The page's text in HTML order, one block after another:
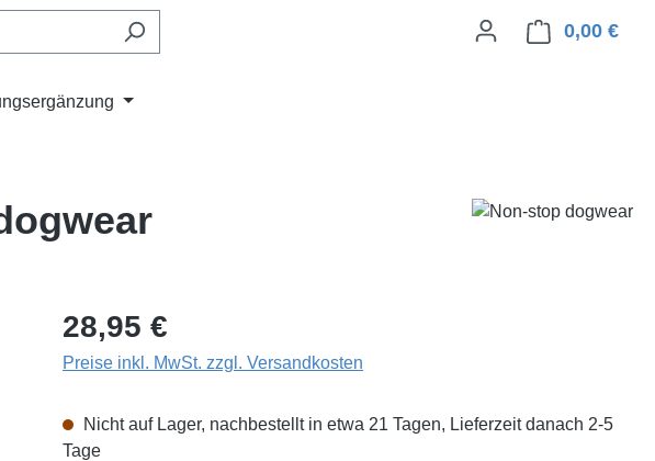
0,00 €
Regulärer Preis:
28,95 €
Preise inkl. MwSt. zzgl. Versandkosten
Nicht auf Lager, nachbestellt in etwa 21 Tagen, Lieferzeit danach 2-5
Tage